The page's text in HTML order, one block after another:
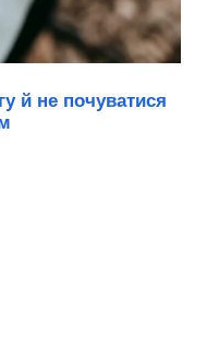
й не почуватися